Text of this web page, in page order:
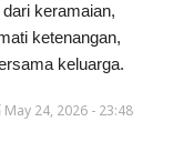
keramaian,
ketenangan,
keluarga.
May 24, 2026 - 23:48